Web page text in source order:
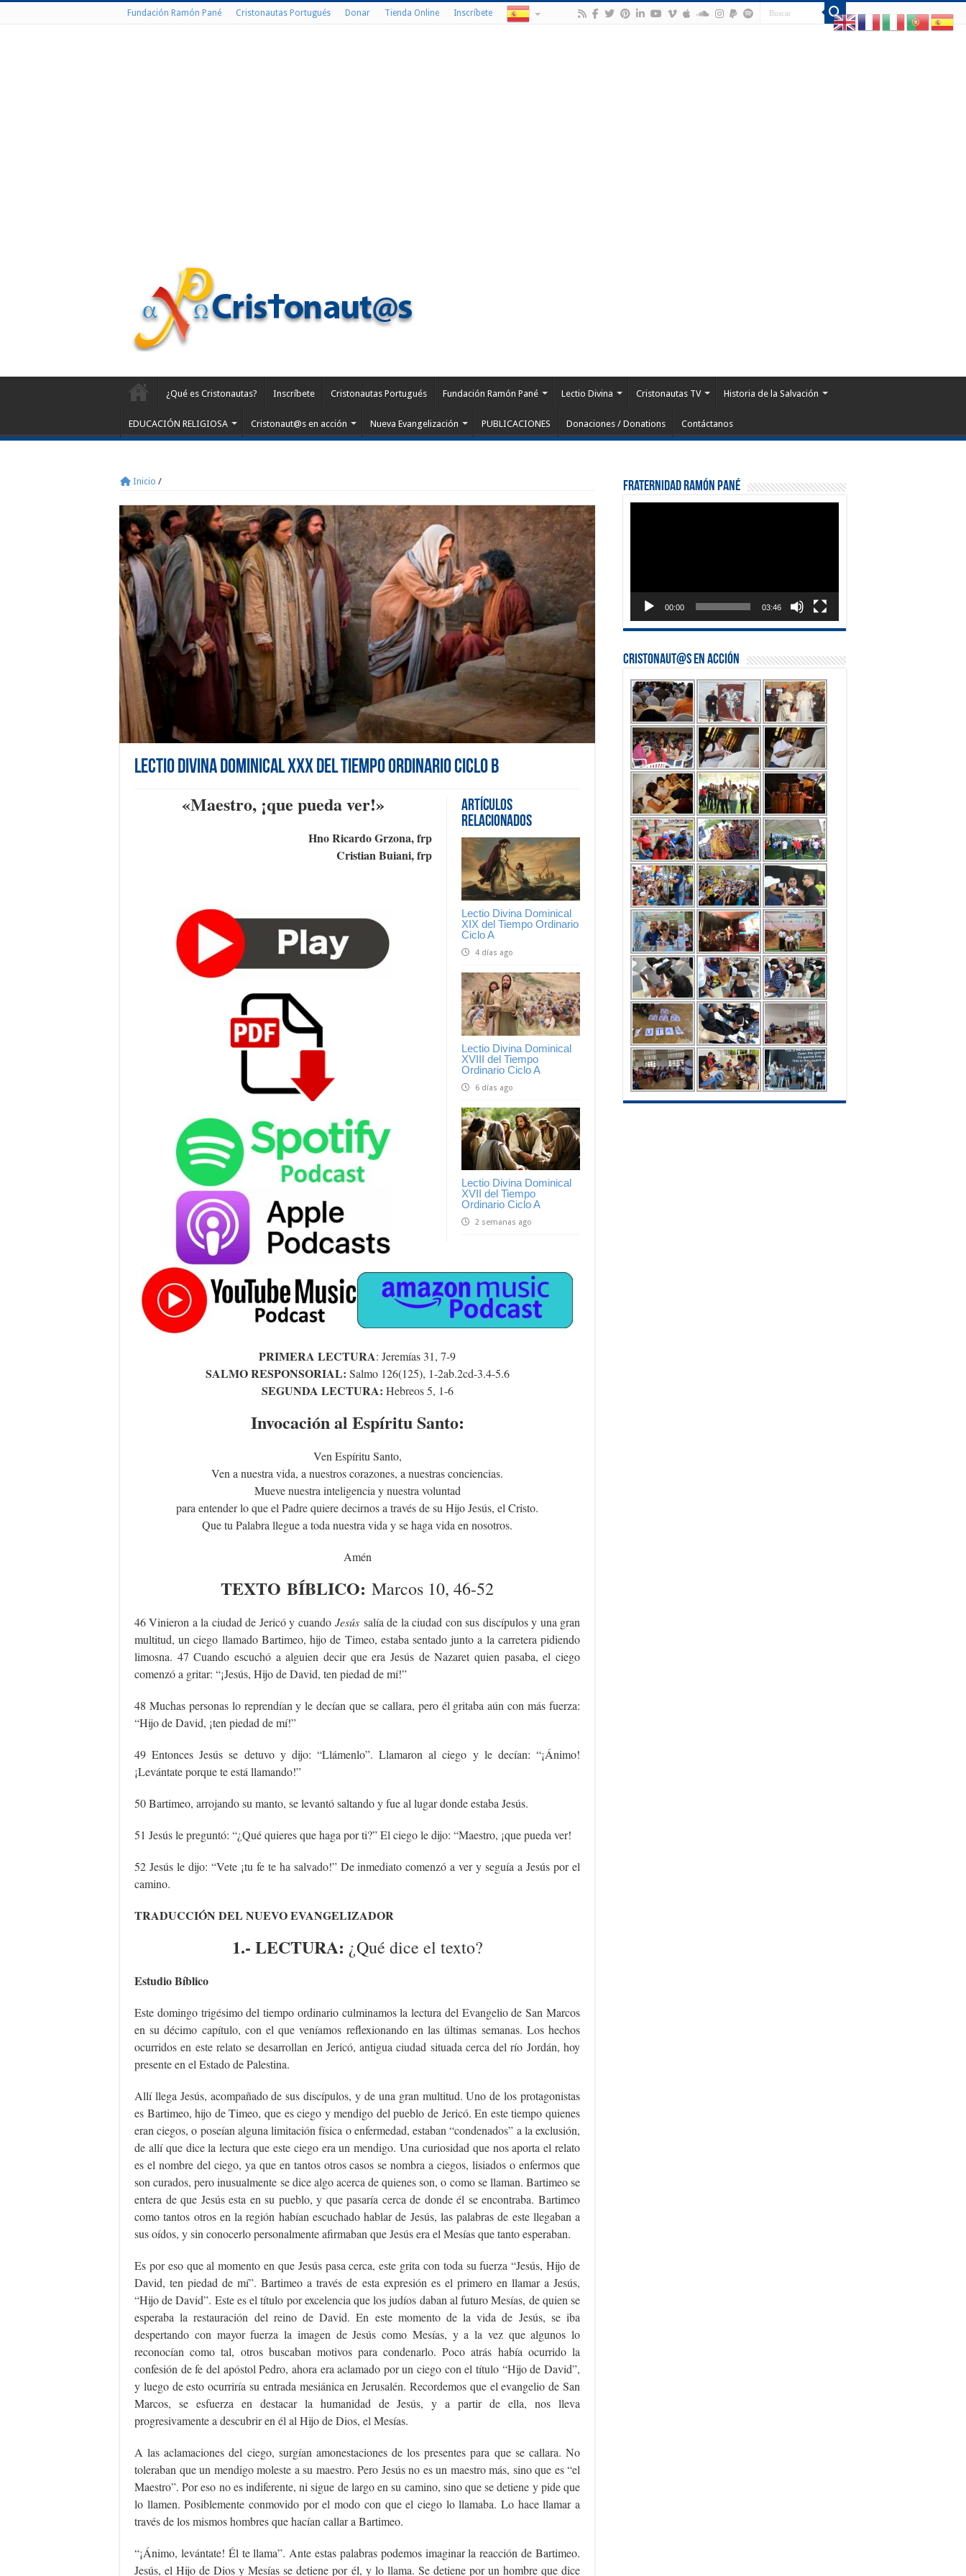
Fundación Ramón Pané Cristonautas Portugués Donar Tienda Online Inscríbete
¿Qué es Cristonautas? Inscríbete Cristonautas Portugués Fundación Ramón Pané Lectio Divina Cristonautas TV Historia de la Salvación
EDUCACIÓN RELIGIOSA Cristonaut@s en acción Nueva Evangelización PUBLICACIONES Donaciones / Donations Contáctanos
Inicio /
Lectio Divina Dominical XXX del Tiempo Ordinario Ciclo B
Artículos
Relacionados
Lectio Divina Dominical
XIX del Tiempo Ordinario
Ciclo A
4 días ago
Lectio Divina Dominical
XVIII del Tiempo
Ordinario Ciclo A
6 días ago
Lectio Divina Dominical
XVII del Tiempo
Ordinario Ciclo A
2 semanas ago
«Maestro, ¡que pueda ver!»
Hno Ricardo Grzona, frp
Cristian Buiani, frp
PRIMERA LECTURA: Jeremías 31, 7-9
SALMO RESPONSORIAL: Salmo 126(125), 1-2ab.2cd-3.4-5.6
SEGUNDA LECTURA: Hebreos 5, 1-6
Invocación al Espíritu Santo:
Ven Espíritu Santo,
Ven a nuestra vida, a nuestros corazones, a nuestras conciencias.
Mueve nuestra inteligencia y nuestra voluntad
para entender lo que el Padre quiere decirnos a través de su Hijo Jesús, el Cristo.
Que tu Palabra llegue a toda nuestra vida y se haga vida en nosotros.
Amén
TEXTO BÍBLICO: Marcos 10, 46-52
46 Vinieron a la ciudad de Jericó y cuandoJesús salía de la ciudad con sus discípulos y una gran
multitud, un ciego llamado Bartimeo, hijo de Timeo, estaba sentado junto a la carretera pidiendo
limosna. 47 Cuando escuchó a alguien decir que era Jesús de Nazaret quien pasaba, el ciego
comenzó a gritar: “¡Jesús, Hijo de David, ten piedad de mí!”
48 Muchas personas lo reprendían y le decían que se callara, pero él gritaba aún con más fuerza:
“Hijo de David, ¡ten piedad de mí!”
49 Entonces Jesús se detuvo y dijo: “Llámenlo”. Llamaron al ciego y le decían: “¡Ánimo!
¡Levántate porque te está llamando!”
50 Bartimeo, arrojando su manto, se levantó saltando y fue al lugar donde estaba Jesús.
51 Jesús le preguntó: “¿Qué quieres que haga por ti?” El ciego le dijo: “Maestro, ¡que pueda ver!
52 Jesús le dijo: “Vete ¡tu fe te ha salvado!” De inmediato comenzó a ver y seguía a Jesús por el
camino.
TRADUCCIÓN DEL NUEVO EVANGELIZADOR
1.- LECTURA: ¿Qué dice el texto?
Estudio Bíblico
Este domingo trigésimo del tiempo ordinario culminamos la lectura del Evangelio de San Marcos
en su décimo capítulo, con el que veníamos reflexionando en las últimas semanas. Los hechos
ocurridos en este relato se desarrollan en Jericó, antigua ciudad situada cerca del río Jordán, hoy
presente en el Estado de Palestina.
Allí llega Jesús, acompañado de sus discípulos, y de una gran multitud. Uno de los protagonistas
es Bartimeo, hijo de Timeo, que es ciego y mendigo del pueblo de Jericó. En este tiempo quienes
eran ciegos, o poseían alguna limitación física o enfermedad, estaban “condenados” a la exclusión,
de allí que dice la lectura que este ciego era un mendigo. Una curiosidad que nos aporta el relato
es el nombre del ciego, ya que en tantos otros casos se nombra a ciegos, lisiados o enfermos que
son curados, pero inusualmente se dice algo acerca de quienes son, o como se llaman. Bartimeo se
entera de que Jesús esta en su pueblo, y que pasaría cerca de donde él se encontraba. Bartimeo
como tantos otros en la región habían escuchado hablar de Jesús, las palabras de este llegaban a
sus oídos, y sin conocerlo personalmente afirmaban que Jesús era el Mesías que tanto esperaban.
Es por eso que al momento en que Jesús pasa cerca, este grita con toda su fuerza “Jesús, Hijo de
David, ten piedad de mí”. Bartimeo a través de esta expresión es el primero en llamar a Jesús,
“Hijo de David”. Este es el título por excelencia que los judíos daban al futuro Mesías, de quien se
esperaba la restauración del reino de David. En este momento de la vida de Jesús, se iba
despertando con mayor fuerza la imagen de Jesús como Mesías, y a la vez que algunos lo
reconocían como tal, otros buscaban motivos para condenarlo. Poco atrás había ocurrido la
confesión de fe del apóstol Pedro, ahora era aclamado por un ciego con el título “Hijo de David”,
y luego de esto ocurriría su entrada mesiánica en Jerusalén. Recordemos que el evangelio de San
Marcos, se esfuerza en destacar la humanidad de Jesús, y a partir de ella, nos lleva
progresivamente a descubrir en él al Hijo de Dios, el Mesías.
A las aclamaciones del ciego, surgían amonestaciones de los presentes para que se callara. No
toleraban que un mendigo moleste a su maestro. Pero Jesús no es un maestro más, sino que es “el
Maestro”. Por eso no es indiferente, ni sigue de largo en su camino, sino que se detiene y pide que
lo llamen. Posiblemente conmovido por el modo con que el ciego lo llamaba. Lo hace llamar a
través de los mismos hombres que hacían callar a Bartimeo.
“¡Ánimo, levántate! Él te llama”. Ante estas palabras podemos imaginar la reacción de Bartimeo.
Jesús, el Hijo de Dios y Mesías se detiene por él, y lo llama. Se detiene por un hombre que dice
Fraternidad Ramón Pané
00:00 03:46
Cristonaut@s en Acción